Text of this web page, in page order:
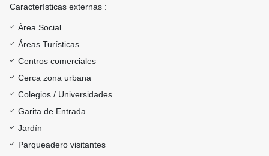
Características externas :
Área Social
Áreas Turísticas
Centros comerciales
Cerca zona urbana
Colegios / Universidades
Garita de Entrada
Jardín
Parqueadero visitantes